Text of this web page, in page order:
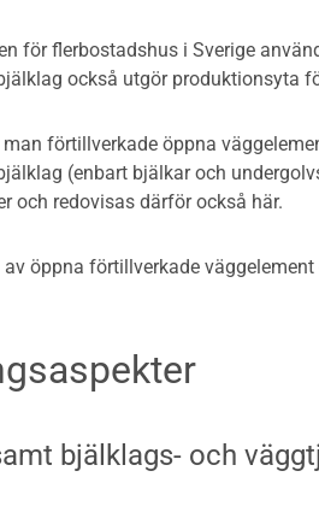
för flerbostadshus i Sverige
också utgör produktionsyta
man förtillverkade öppna
(enbart bjälkar och
och redovisas därför också här.
öppna förtillverkade
bjälklags- och